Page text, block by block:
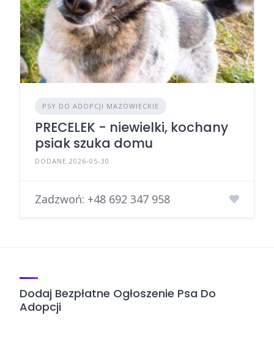
PSY DO ADOPCJI MAZOWIECKIE
PRECELEK - niewielki, kochany
psiak szuka domu
DODANE 2026-05-30
Zadzwoń: +48 692 347 958
Dodaj Bezpłatne Ogłoszenie Psa Do
Adopcji